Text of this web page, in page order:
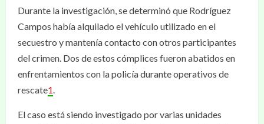
Durante la investigación, se determinó que Rodríguez
Campos había alquilado el vehículo utilizado en el
secuestro y mantenía contacto con otros participantes
del crimen. Dos de estos cómplices fueron abatidos en
enfrentamientos con la policía durante operativos de
rescate1.
El caso está siendo investigado por varias unidades